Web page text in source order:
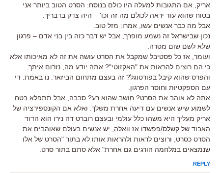
אריק, אם התגובות למעלה היו כולם בנוסח: הסרט הטוב ביותר אני
בטוח שהוא עוד יראה לכולם מה זה וכו' – היה צדק בדבריך.
אבל מה כבר אנשים עשו, אמרו: מזל טוב.
נכון שבישראל זה נשמע מופרך, אבל יש דבר כזה בין בני אדם – פרגון
שלא לשם שום מטרה.
ועומר, אז כל פסטיבל שמקבל את הסרט עושה את זה לא מאיכותו אלא
כי הם רוצים להראות את "האקזוטי"? אתה יודע מה, נזרום איתך.
והפרס שהוא קיבל בפורטוגל? זה בעצם מתחום הביזאר. נו באמת. די
עם הספקטיות וחוסר הפרגון.
אתה לא אוהב את הסרט? חושב שהוא רע? סבבה, אבל תתפלא בטח
לשמוע שיש אנשים עם דיעה אחרת משלך. ואלא אם הקונספירציה של
אריק מעליך היא משהו כלל עולמי ובעצם רוברט דה נירו הוא הדוד
האבוד של קשלס/פפשדו אז וואלה, יש אנשים בעולם שאוהבים את
הסרט כסרט, ורוצים לראות ולהראות אותו לא בתור "הסרט של אלו
שנמצאים במלחמה הורגים גם אחרת" אלא סתם בתור סרט.
REPLY